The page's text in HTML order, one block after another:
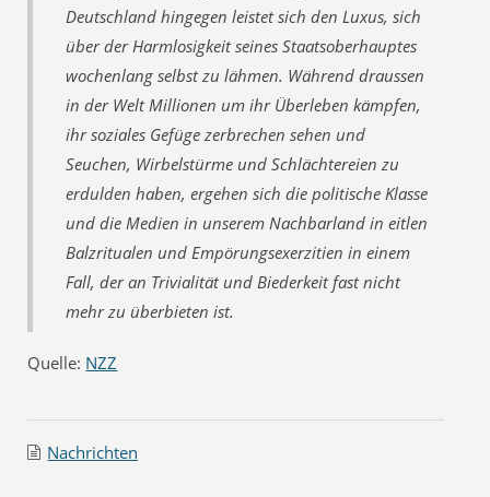
Deutschland hingegen leistet sich den Luxus, sich
über der Harmlosigkeit seines Staatsoberhauptes
wochenlang selbst zu lähmen. Während draussen
in der Welt Millionen um ihr Überleben kämpfen,
ihr soziales Gefüge zerbrechen sehen und
Seuchen, Wirbelstürme und Schlächtereien zu
erdulden haben, ergehen sich die politische Klasse
und die Medien in unserem Nachbarland in eitlen
Balzritualen und Empörungsexerzitien in einem
Fall, der an Trivialität und Biederkeit fast nicht
mehr zu überbieten ist.
Quelle: NZZ
Nachrichten